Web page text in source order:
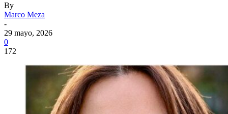
By
Marco Meza
-
29 mayo, 2026
0
172